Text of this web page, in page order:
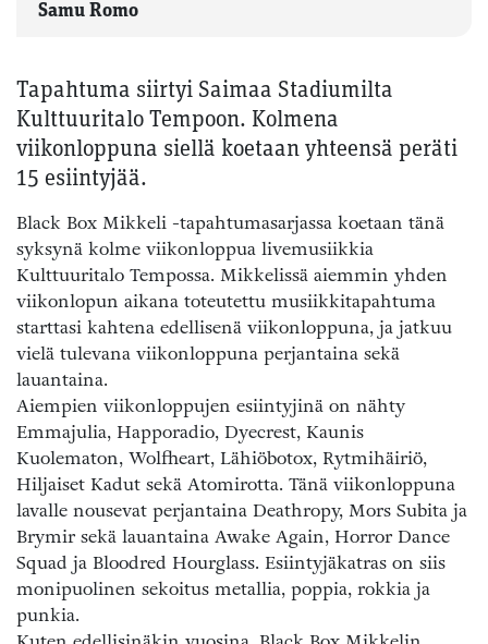
Samu Romo
Tapahtuma siirtyi Saimaa Stadiumilta
Kulttuuritalo Tempoon. Kolmena
viikonloppuna siellä koetaan yhteensä peräti
15 esiintyjää.
Black Box Mikkeli -tapahtumasarjassa koetaan tänä
syksynä kolme viikonloppua livemusiikkia
Kulttuuritalo Tempossa. Mikkelissä aiemmin yhden
viikonlopun aikana toteutettu musiikkitapahtuma
starttasi kahtena edellisenä viikonloppuna, ja jatkuu
vielä tulevana viikonloppuna perjantaina sekä
lauantaina.
Aiempien viikonloppujen esiintyjinä on nähty
Emmajulia, Happoradio, Dyecrest, Kaunis
Kuolematon, Wolfheart, Lähiöbotox, Rytmihäiriö,
Hiljaiset Kadut sekä Atomirotta. Tänä viikonloppuna
lavalle nousevat perjantaina Deathropy, Mors Subita ja
Brymir sekä lauantaina Awake Again, Horror Dance
Squad ja Bloodred Hourglass. Esiintyjäkatras on siis
monipuolinen sekoitus metallia, poppia, rokkia ja
punkia.